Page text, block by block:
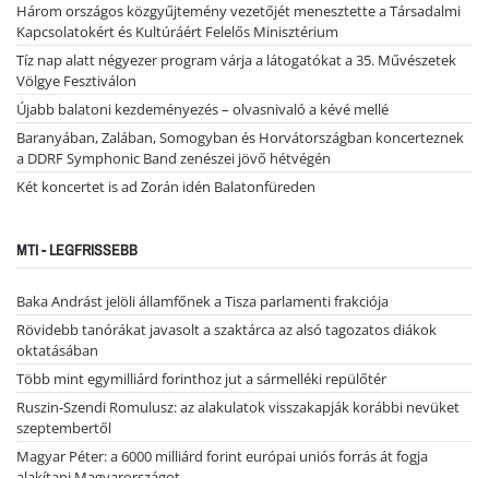
Három országos közgyűjtemény vezetőjét menesztette a Társadalmi
Kapcsolatokért és Kultúráért Felelős Minisztérium
Tíz nap alatt négyezer program várja a látogatókat a 35. Művészetek
Völgye Fesztiválon
Újabb balatoni kezdeményezés – olvasnivaló a kévé mellé
Baranyában, Zalában, Somogyban és Horvátországban koncerteznek
a DDRF Symphonic Band zenészei jövő hétvégén
Két koncertet is ad Zorán idén Balatonfüreden
MTI - LEGFRISSEBB
Baka Andrást jelöli államfőnek a Tisza parlamenti frakciója
Rövidebb tanórákat javasolt a szaktárca az alsó tagozatos diákok
oktatásában
Több mint egymilliárd forinthoz jut a sármelléki repülőtér
Ruszin-Szendi Romulusz: az alakulatok visszakapják korábbi nevüket
szeptembertől
Magyar Péter: a 6000 milliárd forint európai uniós forrás át fogja